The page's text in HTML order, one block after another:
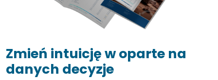
Zmień intuicję w oparte na
danych decyzje